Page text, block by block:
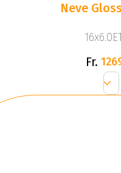
Neve
Fr.